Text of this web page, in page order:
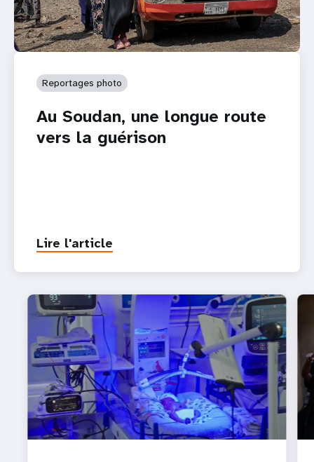
Reportages photo
Au Soudan, une longue route
vers la guérison
Lire l'article